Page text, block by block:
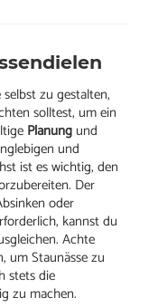
zu gestalten,
solltest, um ein
Planung und
und
ist es wichtig, den
Der
oder
kannst du
Achte
um Staunässe zu
stets die
zu machen.